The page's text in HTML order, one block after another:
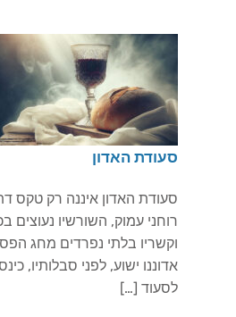
סעודת האדון
סעודת האדון איננה רק טקס
רוחני עמוק, השורשיו נעוצים
וקשריו בלתי נפרדים מחג
אדוננו ישוע, לפני סבלותיו,
לסעוד […]